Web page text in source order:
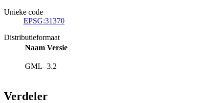
Unieke code
EPSG:31370
Distributieformaat
Naam Versie
GML 3.2
Verdeler